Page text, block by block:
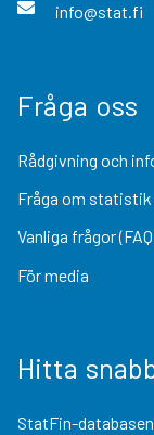
info@stat.fi
Fråga oss
Rådgivning och
Fråga om statistik
Vanliga frågor
För media
Hitta
StatFin-databasen